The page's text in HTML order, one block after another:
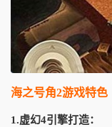
海之号角2游戏特色
1.虚幻4引擎打造：